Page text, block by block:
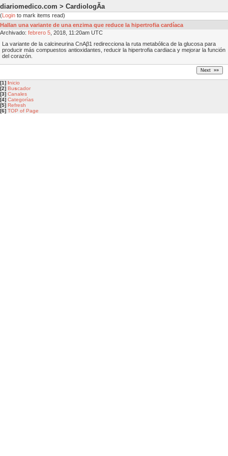
diariomedico.com > CardiologÃ­a
(Login to mark items read)
Hallan una variante de una enzima que reduce la hipertrofia cardíaca
Archivado: febrero 5 , 2018, 11:20am UTC
La variante de la calcineurina CnAβ1 redirecciona la ruta metabólica de la glucosa para
producir más compuestos antioxidantes, reducir la hipertrofia cardiaca y mejorar la función
del corazón.
[1] Inicio
[2] Buscador
[3] Canales
[4] Categorías
[5] Refresh
[6] TOP of Page